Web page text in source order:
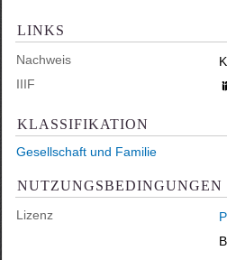
LINKS
Nachweis
IIIF
KLASSIFIKATION
Gesellschaft und Familie
NUTZUNGSBEDINGUNGEN
Lizenz